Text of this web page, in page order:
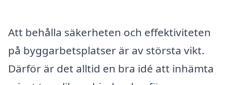
Att behålla säkerheten och effektiviteten
på byggarbetsplatser är av största vikt.
Därför är det alltid en bra idé att inhämta